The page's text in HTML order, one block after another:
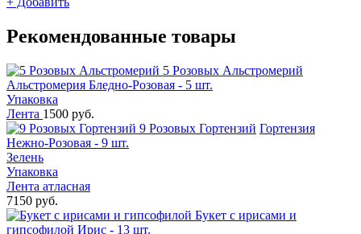
Рекомендованные товары
5 Розовых Альстромерий
Альстромерия Бледно-Розовая - 5 шт.
Упаковка
Лента 1500 руб.
9 Розовых Гортензий Гортензия
Нежно-Розовая - 9 шт.
Зелень
Упаковка
Лента атласная
7150 руб.
Букет с ирисами и
гипсофилой Ирис - 13 шт.